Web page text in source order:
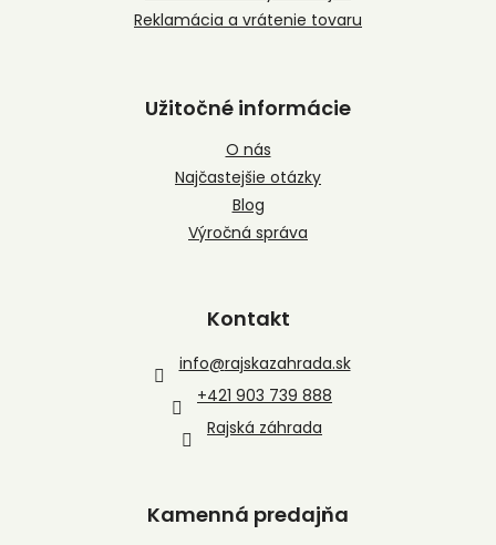
Reklamácia a vrátenie tovaru
Užitočné informácie
O nás
Najčastejšie otázky
Blog
Výročná správa
Kontakt
info@rajskazahrada.sk
+421 903 739 888
Rajská záhrada
Kamenná predajňa